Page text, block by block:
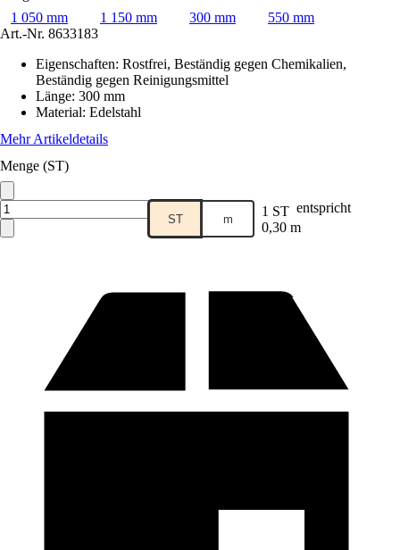
1 050 mm
1 150 mm 300 mm
550 mm
Art.-Nr. 8633183
Eigenschaften: Rostfrei, Beständig gegen Chemikalien,
Beständig gegen Reinigungsmittel
Länge: 300 mm
Material: Edelstahl
Mehr Artikeldetails
Menge (ST)
ST m 1 ST entspricht
0,30 m